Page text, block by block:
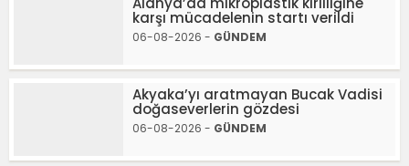
karşı mücadelenin startı verildi
06-08-2026 - GÜNDEM
Akyaka’yı aratmayan Bucak Vadisi
doğaseverlerin gözdesi
06-08-2026 - GÜNDEM